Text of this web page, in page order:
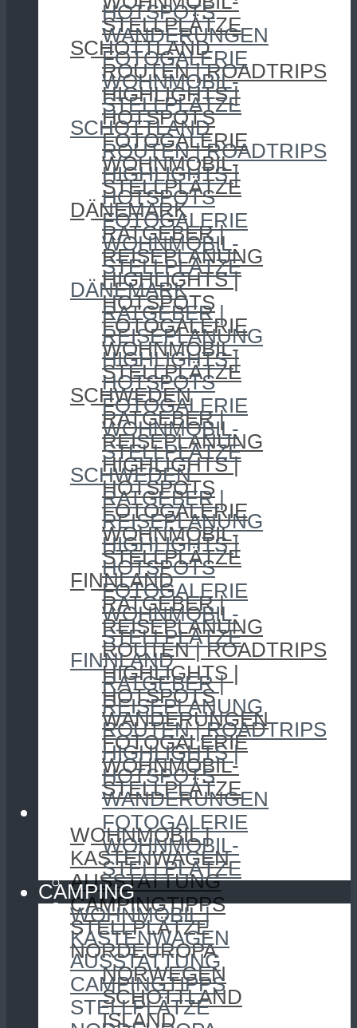
STELLPLÄTZE
SCHOTTLAND
ROUTEN | ROADTRIPS
HIGHLIGHTS |
HOTSPOTS
FOTOGALERIE
WOHNMOBIL-
STELLPLÄTZE
DÄNEMARK
RATGEBER |
REISEPLANUNG
HIGHLIGHTS |
HOTSPOTS
FOTOGALERIE
WOHNMOBIL-
STELLPLÄTZE
SCHWEDEN
RATGEBER |
REISEPLANUNG
HIGHLIGHTS |
HOTSPOTS
FOTOGALERIE
WOHNMOBIL-
STELLPLÄTZE
FINNLAND
RATGEBER |
REISEPLANUNG
ROUTEN | ROADTRIPS
HIGHLIGHTS |
HOTSPOTS
WANDERUNGEN
FOTOGALERIE
WOHNMOBIL-
STELLPLÄTZE
CAMPING
WOHNMOBIL |
KASTENWAGEN
AUSSTATTUNG
CAMPINGTIPPS
STELLPLÄTZE
NORDEUROPA
NORWEGEN
SCHOTTLAND
ISLAND
HOTSPOTS
WANDERUNGEN
FOTOGALERIE
WOHNMOBIL-
STELLPLÄTZE
SCHOTTLAND
ROUTEN | ROADTRIPS
HIGHLIGHTS |
HOTSPOTS
FOTOGALERIE
WOHNMOBIL-
STELLPLÄTZE
DÄNEMARK
RATGEBER |
REISEPLANUNG
HIGHLIGHTS |
HOTSPOTS
FOTOGALERIE
WOHNMOBIL-
STELLPLÄTZE
SCHWEDEN
RATGEBER |
REISEPLANUNG
HIGHLIGHTS |
HOTSPOTS
FOTOGALERIE
WOHNMOBIL-
STELLPLÄTZE
FINNLAND
RATGEBER |
REISEPLANUNG
ROUTEN | ROADTRIPS
HIGHLIGHTS |
HOTSPOTS
WANDERUNGEN
FOTOGALERIE
WOHNMOBIL-
STELLPLÄTZE
CAMPING
WOHNMOBIL |
KASTENWAGEN
AUSSTATTUNG
CAMPINGTIPPS
STELLPLÄTZE